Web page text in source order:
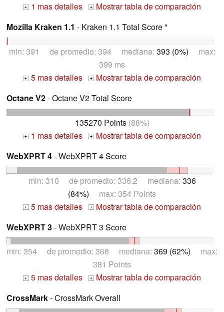
+ 1 mas detalles +
Mostrar tabla de comparación
Mozilla Kraken 1.1 - Kraken 1.1 Total Score *
min: 391 de promedio: 394 mediana: 393 (0%) max:
399 ms
+ 5 mas detalles +
Mostrar tabla de comparación
Octane V2- Octane V2 Total Score
135270 Points(88%)
+ 1 mas detalles +
Mostrar tabla de comparación
WebXPRT 4- WebXPRT 4 Score
min: 310 de promedio: 336.2 mediana: 336
(84%) max: 354 Points
+ 5 mas detalles +
Mostrar tabla de comparación
WebXPRT 3- WebXPRT 3 Score
min: 354 de promedio: 368 mediana: 369 (62%) max:
381 Points
+ 5 mas detalles +
Mostrar tabla de comparación
CrossMark- CrossMark Overall